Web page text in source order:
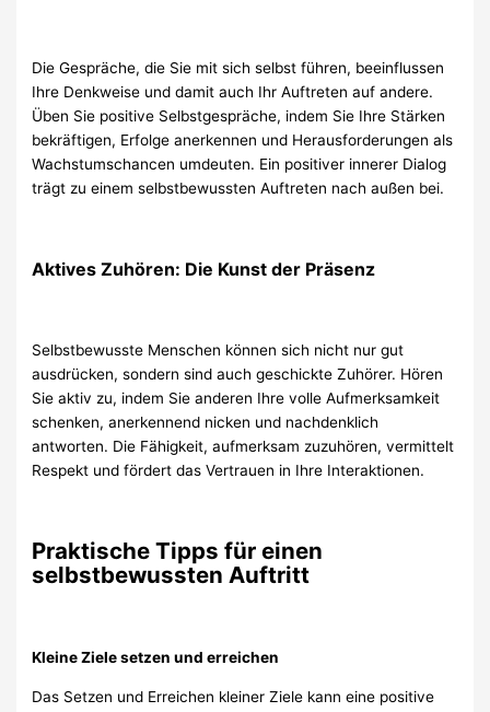
Die Gespräche, die Sie mit sich selbst führen, beeinflussen
Ihre Denkweise und damit auch Ihr Auftreten auf andere.
Üben Sie positive Selbstgespräche, indem Sie Ihre Stärken
bekräftigen, Erfolge anerkennen und Herausforderungen als
Wachstumschancen umdeuten. Ein positiver innerer Dialog
trägt zu einem selbstbewussten Auftreten nach außen bei.
Aktives Zuhören: Die Kunst der Präsenz
Selbstbewusste Menschen können sich nicht nur gut
ausdrücken, sondern sind auch geschickte Zuhörer. Hören
Sie aktiv zu, indem Sie anderen Ihre volle Aufmerksamkeit
schenken, anerkennend nicken und nachdenklich
antworten. Die Fähigkeit, aufmerksam zuzuhören, vermittelt
Respekt und fördert das Vertrauen in Ihre Interaktionen.
Praktische Tipps für einen
selbstbewussten Auftritt
Kleine Ziele setzen und erreichen
Das Setzen und Erreichen kleiner Ziele kann eine positive